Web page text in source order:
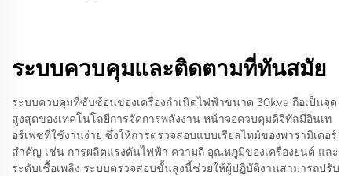
ระบบควบคุมและติดตามที่ทันสมัย
ระบบควบคุมที่ซับซ้อนของเครื่องกำเนิดไฟฟ้าขนาด 30kva ถือเป็นจุด
สูงสุดของเทคโนโลยีการจัดการพลังงาน หน้าจอควบคุมดิจิทัลมีอินเท
อร์เฟซที่ใช้งานง่าย ซึ่งให้การตรวจสอบแบบเรียลไทม์ของพารามิเตอร์
สำคัญ เช่น การผลิตแรงดันไฟฟ้า ความถี่ อุณหภูมิของเครื่องยนต์ และ
ระดับเชื้อเพลิง ระบบตรวจสอบขั้นสูงนี้ช่วยให้ผู้ปฏิบัติงานสามารถปรับ